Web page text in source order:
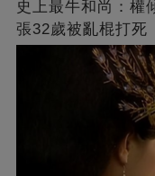
史上最牛和尚：權
張32歲被亂棍打死